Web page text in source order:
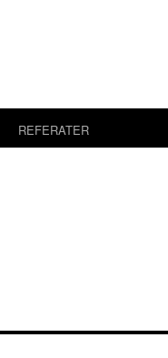
REFERATER